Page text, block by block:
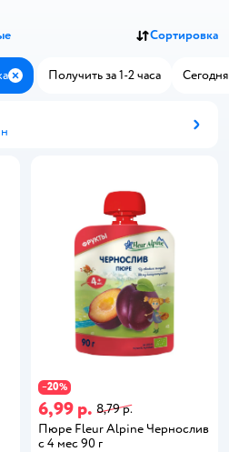
Сортировка
ЗакрытьПолучить за 1-2 часа
−20%
6,99 р. 8,79 р.
Пюре Fleur Alpine Чернослив
с 4 мес 90 г